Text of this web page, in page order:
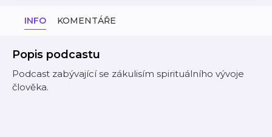
INFO KOMENTÁŘE
Popis podcastu
Podcast zabývající se zákulisím spirituálního vývoje
člověka.